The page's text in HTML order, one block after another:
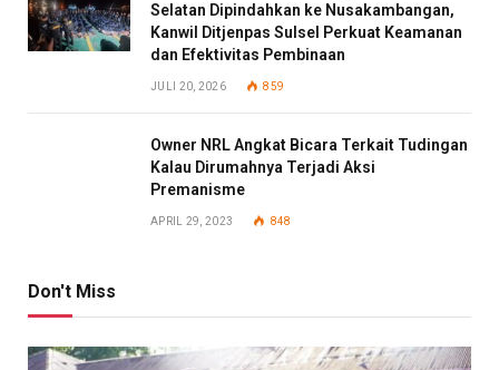
Selatan Dipindahkan ke Nusakambangan,
Kanwil Ditjenpas Sulsel Perkuat Keamanan
dan Efektivitas Pembinaan
JULI 20, 2026 859
Owner NRL Angkat Bicara Terkait Tudingan
Kalau Dirumahnya Terjadi Aksi
Premanisme
APRIL 29, 2023 848
Don't Miss